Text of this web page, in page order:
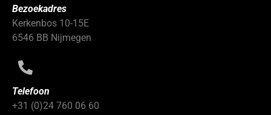
Bezoekadres
Kerkenbos 10-15E
6546 BB Nijmegen
Telefoon
+31 (0)24 760 06 60